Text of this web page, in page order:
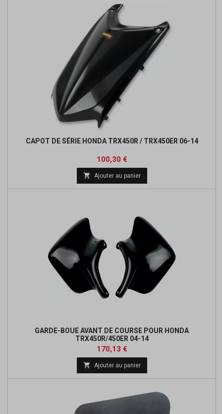
CAPOT DE SÉRIE HONDA TRX450R / TRX450ER 06-14
Prix
100,30 €Prix
de
base
 Ajouter au panier
GARDE-BOUE AVANT DE COURSE POUR HONDA
TRX450R/450ER 04-14
Prix
170,13 €Prix
de
base
 Ajouter au panier